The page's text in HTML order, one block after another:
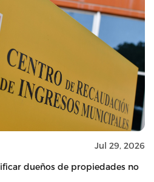
Jul 29, 2026
dueños de propiedades no